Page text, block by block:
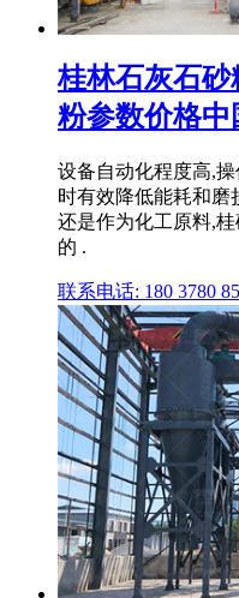
桂林石灰石
粉参数价格中
设备自动化程度高,
时有效降低能耗和磨
还是作为化工原料,
的 .
联系电话: 180 3780